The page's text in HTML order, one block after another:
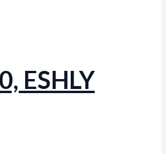
ESHLY